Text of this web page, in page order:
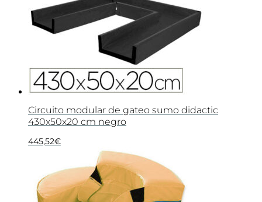
Circuito modular de gateo sumo didactic
430x50x20 cm negro
445,52€